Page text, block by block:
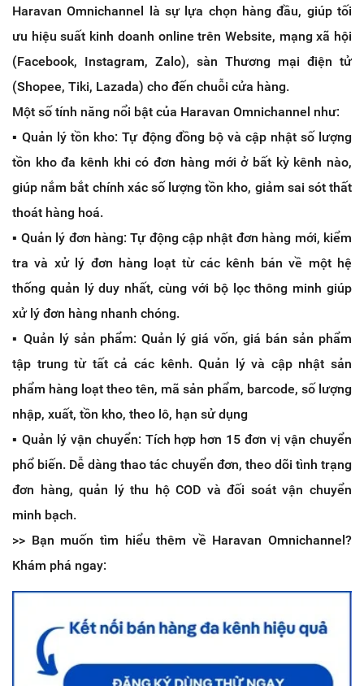
Haravan Omnichannel là sự lựa chọn hàng đầu, giúp tối
ưu hiệu suất kinh doanh online trên Website, mạng xã hội
(Facebook, Instagram, Zalo), sàn Thương mại điện tử
(Shopee, Tiki, Lazada) cho đến chuỗi cửa hàng.
Một số tính năng nổi bật của Haravan Omnichannel như:
▪️ Quản lý tồn kho: Tự động đồng bộ và cập nhật số lượng
tồn kho đa kênh khi có đơn hàng mới ở bất kỳ kênh nào,
giúp nắm bắt chính xác số lượng tồn kho, giảm sai sót thất
thoát hàng hoá.
▪️ Quản lý đơn hàng: Tự động cập nhật đơn hàng mới, kiểm
tra và xử lý đơn hàng loạt từ các kênh bán về một hệ
thống quản lý duy nhất, cùng với bộ lọc thông minh giúp
xử lý đơn hàng nhanh chóng.
▪️ Quản lý sản phẩm: Quản lý giá vốn, giá bán sản phẩm
tập trung từ tất cả các kênh. Quản lý và cập nhật sản
phẩm hàng loạt theo tên, mã sản phẩm, barcode, số lượng
nhập, xuất, tồn kho, theo lô, hạn sử dụng
▪️ Quản lý vận chuyển: Tích hợp hơn 15 đơn vị vận chuyển
phổ biến. Dễ dàng thao tác chuyển đơn, theo dõi tình trạng
đơn hàng, quản lý thu hộ COD và đối soát vận chuyển
minh bạch.
>> Bạn muốn tìm hiểu thêm về Haravan Omnichannel?
Khám phá ngay: